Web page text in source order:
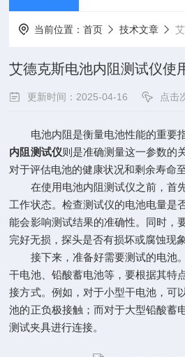
当前位置：首页 技术文章 艾
艾德克斯电池内阻测试仪使
更新时间：2025-04-16 点击
电池内阻是衡量电池性能的重要
内阻测试仪则是准确测量这一参数的
对于评估电池的健康状况和剩余寿命
在使用电池内阻测试仪之前，首
工作状态。检查测试仪的电池电量是
能会影响测试结果的准确性。同时，
完好无损，探头是否有损坏或腐蚀现象
接下来，准备好需要测试的电池
干电池、铅酸蓄电池等，要根据其特
接方式。例如，对于小型干电池，可
池的正负极接触；而对于大型铅酸蓄
测试夹具进行连接。